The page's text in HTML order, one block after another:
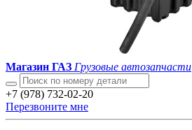
Магазин ГАЗ Грузовые автозапчасти
+7 (978) 732-02-20
Перезвоните мне